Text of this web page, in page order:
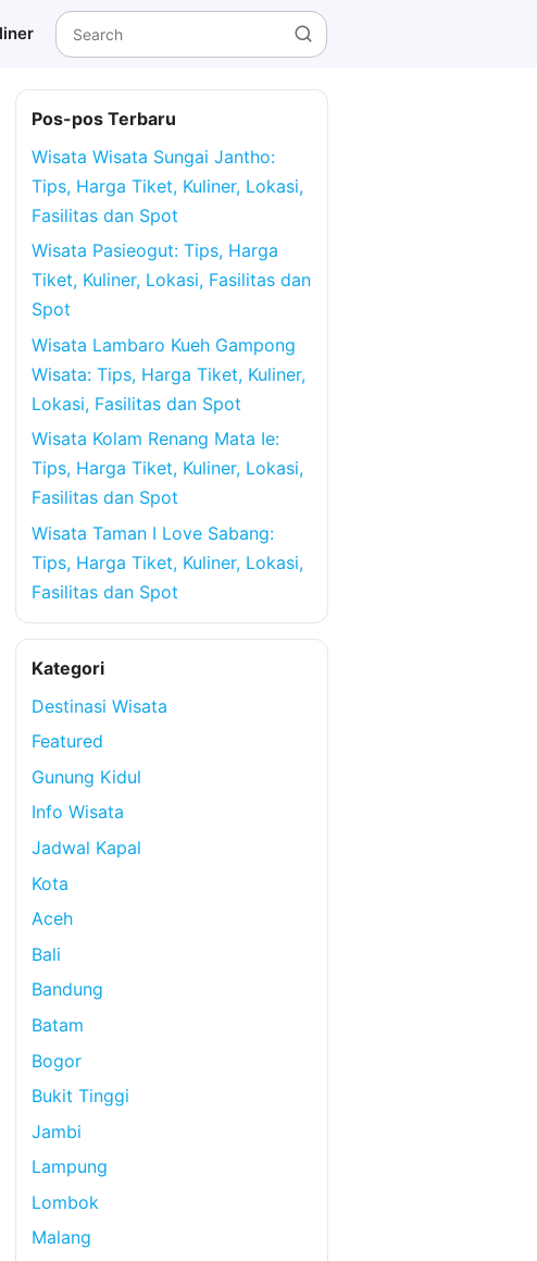
Pos-pos Terbaru
Wisata Wisata Sungai Jantho:
Tips, Harga Tiket, Kuliner, Lokasi,
Fasilitas dan Spot
Wisata Pasieogut: Tips, Harga
Tiket, Kuliner, Lokasi, Fasilitas dan
Spot
Wisata Lambaro Kueh Gampong
Wisata: Tips, Harga Tiket, Kuliner,
Lokasi, Fasilitas dan Spot
Wisata Kolam Renang Mata Ie:
Tips, Harga Tiket, Kuliner, Lokasi,
Fasilitas dan Spot
Wisata Taman I Love Sabang:
Tips, Harga Tiket, Kuliner, Lokasi,
Fasilitas dan Spot
Kategori
Destinasi Wisata
Featured
Gunung Kidul
Info Wisata
Jadwal Kapal
Kota
Aceh
Bali
Bandung
Batam
Bogor
Bukit Tinggi
Jambi
Lampung
Lombok
Malang